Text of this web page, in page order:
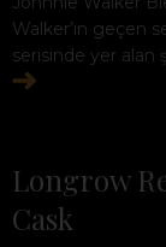
Walker’ın geçen
serisinde yer alan
Longrow
Cask